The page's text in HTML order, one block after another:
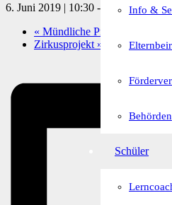
Info &
Behörden
Schüler
6. Juni 2019 | 10:30 -
13:00
« Mündliche Prüfungen in
Zirkusprojekt »